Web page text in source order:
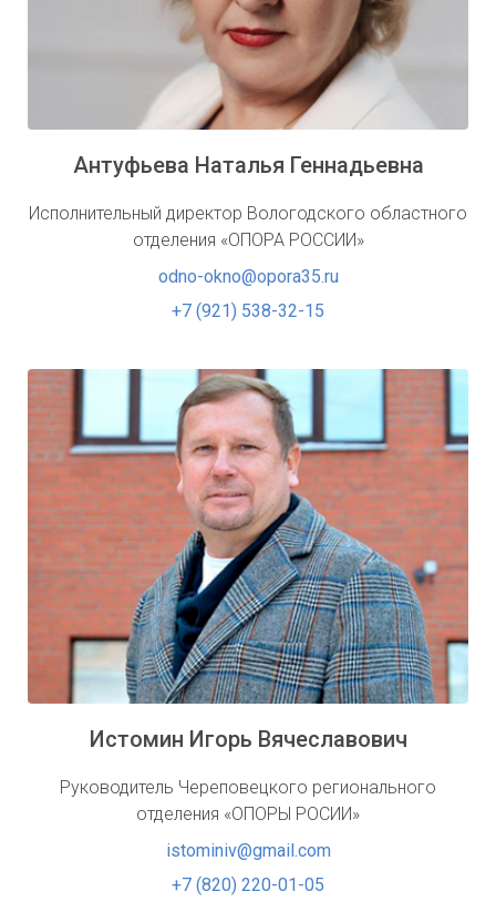
Антуфьева Наталья Геннадьевна
Исполнительный директор Вологодского областного
отделения «ОПОРА РОССИИ»
odno-okno@opora35.ru
+7 (921) 538-32-15
Истомин Игорь Вячеславович
Руководитель Череповецкого регионального
отделения «ОПОРЫ РОСИИ»
istominiv@gmail.com
+7 (820) 220-01-05